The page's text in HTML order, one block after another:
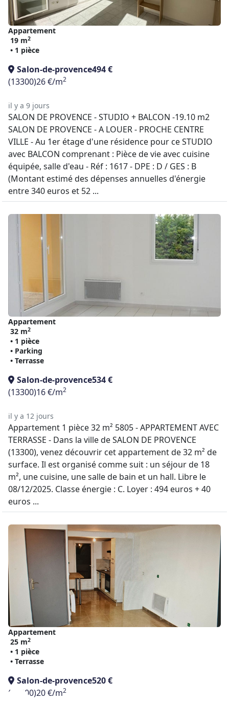
Appartement
19 m2
• 1 pièce
Salon-de-provence494 €
(13300)26 €/m2
il y a 9 jours
SALON DE PROVENCE - STUDIO + BALCON -19.10 m2
SALON DE PROVENCE - A LOUER - PROCHE CENTRE
VILLE - Au 1er étage d'une résidence pour ce STUDIO
avec BALCON comprenant : Pièce de vie avec cuisine
équipée, salle d'eau - Réf : 1617 - DPE : D / GES : B
(Montant estimé des dépenses annuelles d'énergie
entre 340 euros et 52 ...
Appartement
32 m2
• 1 pièce
• Parking
• Terrasse
Salon-de-provence534 €
(13300)16 €/m2
il y a 12 jours
Appartement 1 pièce 32 m² 5805 - APPARTEMENT AVEC
TERRASSE - Dans la ville de SALON DE PROVENCE
(13300), venez découvrir cet appartement de 32 m² de
surface. Il est organisé comme suit : un séjour de 18
m², une cuisine, une salle de bain et un hall. Libre le
08/12/2025. Classe énergie : C. Loyer : 494 euros + 40
euros ...
Appartement
25 m2
• 1 pièce
• Terrasse
Salon-de-provence520 €
(13300)20 €/m2